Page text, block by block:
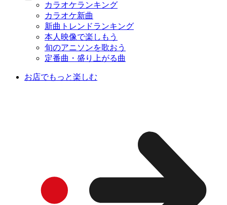
カラオケランキング
カラオケ新曲
新曲トレンドランキング
本人映像で楽しもう
旬のアニソンを歌おう
定番曲・盛り上がる曲
お店でもっと楽しむ